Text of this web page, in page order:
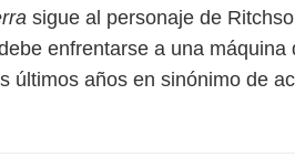
sigue al personaje de
enfrentarse a una máquina
últimos años en sinónimo de